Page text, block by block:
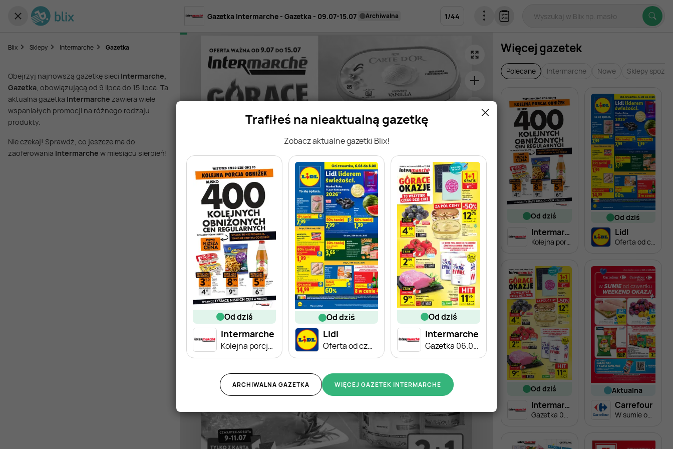
Trafiłeś na nieaktualną gazetkę
Zobacz aktualne gazetki Blix!
od dziś
Intermarche
Kolejna porcja obniżek
od dziś
Lidl
Oferta od czwartku
od dziś
Intermarche
Gazetka 06.08-12.08
WIĘCEJ GAZETEK INTERMARCHE
ARCHIWALNA GAZETKA
Gazetka Intermarche - Gazetka - 09.07-15.07 archiwalna 1/44
Blix Sklepy Intermarche Gazetka
Obejrzyj najnowszą gazetkę sieci Intermarche,
Gazetka, obowiązującą od 9 lipca do 15 lipca. Ta
aktualna gazetka Intermarche zawiera wiele
wspaniałych promocji na różnego rodzaju
produkty.
Nie czekaj! Sprawdź, co jeszcze ma do
zaoferowania Intermarche w miesiącu sierpień!
Więcej gazetek
Polecane Intermarche Nowe Sklepy
od dziś
Intermarche
Kolejna porcja obniżek
od dziś
Lidl
Oferta od czwartku
od dziś
Intermarche
aktualna
Carrefour